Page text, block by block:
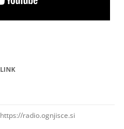
LINK
https://radio.ognjisce.si